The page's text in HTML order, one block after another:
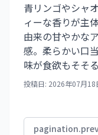
青リンゴやシャ
ィーな香りが主
由来の甘やかな
感。柔らかい口
味が食欲もそそる
投稿日: 2026年07月18